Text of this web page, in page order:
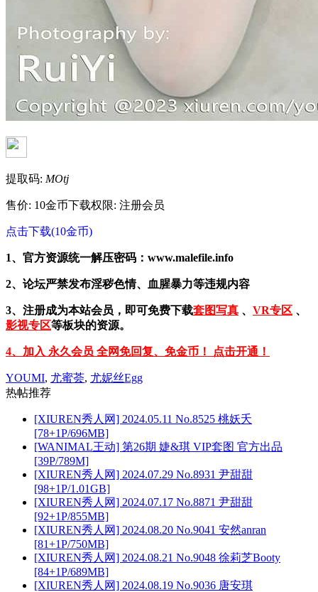
提取码: MOtj
售价: 10金币下载权限: 注册会员
点击下载(10金币)
1、官方资源统一解压密码：www.malefile.info
2、论坛严禁发布淫秽色情、血腥暴力等违规内容
3、注册成为本站会员，即可免费下载套图写真 、 VR专区 、
影视专区等板块的资源。
4、加入 永久会员 全网免回复、免金币！ 点击开通！
YOUMI, 尤蜜荟, 尤妮丝Egg
热帖推荐
[XIUREN秀人网] 2024.05.11 No.8525 桃妖夭
[78+1P/696MB]
[WANIMAL王动] 第26期 婕&琪 VIP套图 官方出品
[39P/789M]
[XIUREN秀人网] 2024.07.29 No.8931 尹甜甜
[98+1P/1.01GB]
[XIUREN秀人网] 2024.07.17 No.8871 尹甜甜
[92+1P/855MB]
[XIUREN秀人网] 2024.08.20 No.9041 安然anran
[81+1P/750MB]
[XIUREN秀人网] 2024.08.21 No.9048 徐莉芝Booty
[84+1P/689MB]
[XIUREN秀人网] 2024.08.19 No.9036 唐安琪